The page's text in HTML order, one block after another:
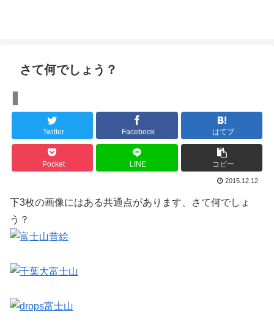
さて何でしょう？
Twitter Facebook はてブ
Pocket LINE コピー
2015.12.12
下3枚の画像にはある共通点があります、さて何でしょ
う？